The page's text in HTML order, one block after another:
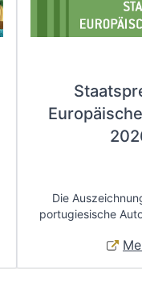
Die
portugiesische